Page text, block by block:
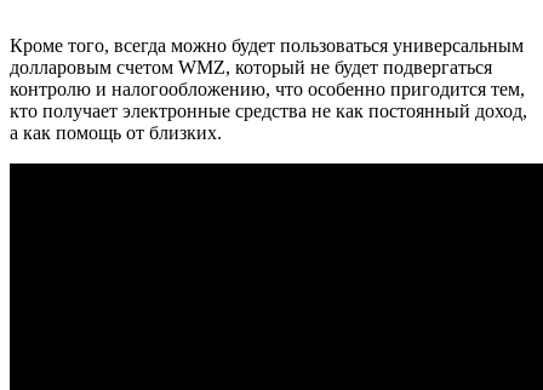
Кроме того, всегда можно будет пользоваться универсальным
долларовым счетом WMZ, который не будет подвергаться
контролю и налогообложению, что особенно пригодится тем,
кто получает электронные средства не как постоянный доход,
а как помощь от близких.